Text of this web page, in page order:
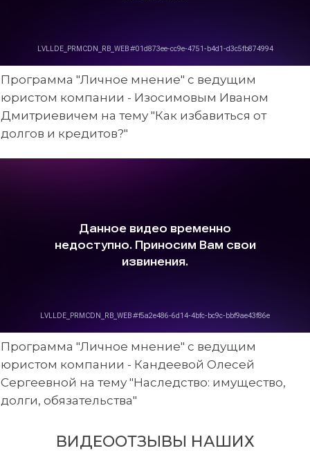
Программа "Личное мнение" с ведущим
юристом компании - Изосимовым Иваном
Дмитриевичем на тему "Как избавиться от
долгов и кредитов?"
Программа "Личное мнение" с ведущим
юристом компании - Кандеевой Олесей
Сергеевной на тему "Наследство: имущество,
долги, обязательства"
ВИДЕООТЗЫВЫ НАШИХ